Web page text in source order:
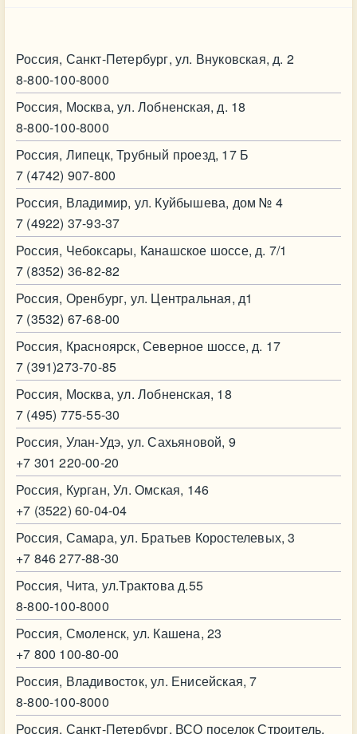
Россия, Санкт-Петербург, ул. Внуковская, д. 2
8-800-100-8000
Россия, Москва, ул. Лобненская, д. 18
8-800-100-8000
Россия, Липецк, Трубный проезд, 17 Б
7 (4742) 907-800
Россия, Владимир, ул. Куйбышева, дом № 4
7 (4922) 37-93-37
Россия, Чебоксары, Канашское шоссе, д. 7/1
7 (8352) 36-82-82
Россия, Оренбург, ул. Центральная, д1
7 (3532) 67-68-00
Россия, Красноярск, Северное шоссе, д. 17
7 (391)273-70-85
Россия, Москва, ул. Лобненская, 18
7 (495) 775-55-30
Россия, Улан-Удэ, ул. Сахьяновой, 9
+7 301 220-00-20
Россия, Курган, Ул. Омская, 146
+7 (3522) 60-04-04
Россия, Самара, ул. Братьев Коростелевых, 3
+7 846 277-88-30
Россия, Чита, ул.Трактова д.55
8-800-100-8000
Россия, Смоленск, ул. Кашена, 23
+7 800 100-80-00
Россия, Владивосток, ул. Енисейская, 7
8-800-100-8000
Россия, Санкт-Петербург, ВСО поселок Строитель,